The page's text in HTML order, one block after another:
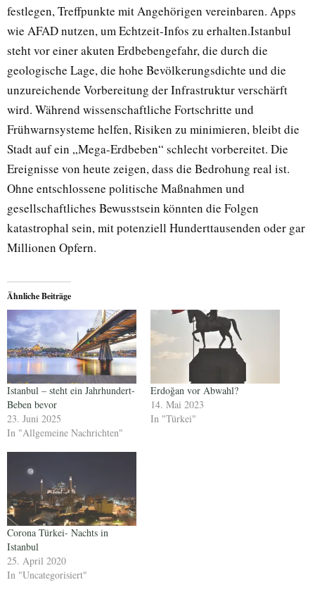
festlegen, Treffpunkte mit Angehörigen vereinbaren. Apps
wie AFAD nutzen, um Echtzeit-Infos zu erhalten.Istanbul
steht vor einer akuten Erdbebengefahr, die durch die
geologische Lage, die hohe Bevölkerungsdichte und die
unzureichende Vorbereitung der Infrastruktur verschärft
wird. Während wissenschaftliche Fortschritte und
Frühwarnsysteme helfen, Risiken zu minimieren, bleibt die
Stadt auf ein „Mega-Erdbeben“ schlecht vorbereitet. Die
Ereignisse von heute zeigen, dass die Bedrohung real ist.
Ohne entschlossene politische Maßnahmen und
gesellschaftliches Bewusstsein könnten die Folgen
katastrophal sein, mit potenziell Hunderttausenden oder gar
Millionen Opfern.
Ähnliche Beiträge
Istanbul – steht ein Jahrhundert-
Beben bevor
23. Juni 2025
In "Allgemeine Nachrichten"
Erdoğan vor Abwahl?
14. Mai 2023
In "Türkei"
Corona Türkei- Nachts in
Istanbul
25. April 2020
In "Uncategorisiert"